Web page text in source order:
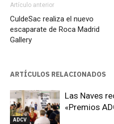
Artículo anterior
CuldeSac realiza el nuevo
escaparate de Roca Madrid
Gallery
ARTÍCULOS RELACIONADOS
ADCV
Las Naves
«Premios